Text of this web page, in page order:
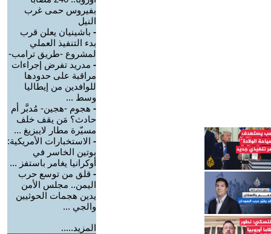
بفيروس حمى غرب
النيل
- باشينيان يعلن قرب
بدء التنفيذ العملي
لمشروع -طريق ترامب-
- مدريد تفرض إجراءات
مراقبة على حدودها
للوافدين من إيطاليا
وسط ...
- هجوم -هجين- مُدبَّر أم
حادث؟ مَن يقف خلف
مسيّرة مطار لايبزيغ ...
- الاستخبارات الأمريكية:
بوتين الخاسر في
أوكرانيا يغامر باستفز ...
- قلق من توسع حرب
اليمن.. مجلس الأمن
يدين هجمات الحوثيين
والجي ...
المزيد.....